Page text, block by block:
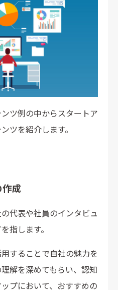
ツ例の中からスタートア
ツを紹介します。
成
代表や社員のインタビュ
指します。
することで自社の魅力を
解を深めてもらい、認知
プにおいて、おすすめの